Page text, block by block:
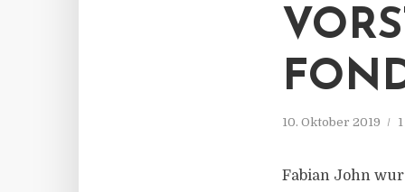
10. Oktober 2019
Fabian John